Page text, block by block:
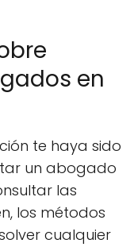
en
te haya sido
un abogado
las
los métodos
cualquier